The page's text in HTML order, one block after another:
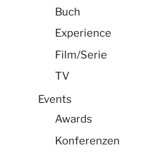
Buch
Experience
Film/Serie
TV
Events
Awards
Konferenzen